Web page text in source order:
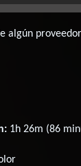
algún
1h 26m (86